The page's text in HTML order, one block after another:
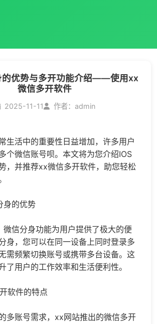
的优势与多开功能介绍——使用xx
微信多开软件
2025-11-11 作者：admin
生活中的重要性日益增加，许多用户
个微信账号呗。本文将为您介绍IOS
，并推荐xx微信多开软件，助您轻松
身的优势
微信分身功能为用户提供了极大的便
身，您可以在同一设备上同时登录多
需频繁切换账号或携带多台设备。这
了用户的工作效率和生活便利性。
软件的特点
多账号需求，xx网站推出的微信多开